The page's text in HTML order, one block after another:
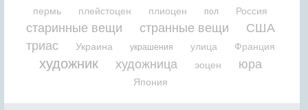
пермь плейстоцен плиоцен пол Россия
старинные вещи странные вещи
США
триас
Украина украшения улица Франция
художник художница эоцен юра
Япония